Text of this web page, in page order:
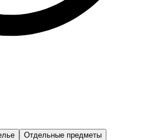
Отдельные предметы